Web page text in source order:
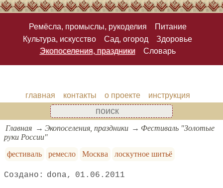
Ремёсла, промыслы, рукоделия
Питание
Культура, искусство
Сад, огород
Здоровье
Экопоселения, праздники
Словарь
главная контакты о проекте инструкция
Главная Экопоселения, праздники
Фестиваль "Золотые
руки России"
фестиваль
ремесло Москва лоскутное шитьё
dona 01.06.2011